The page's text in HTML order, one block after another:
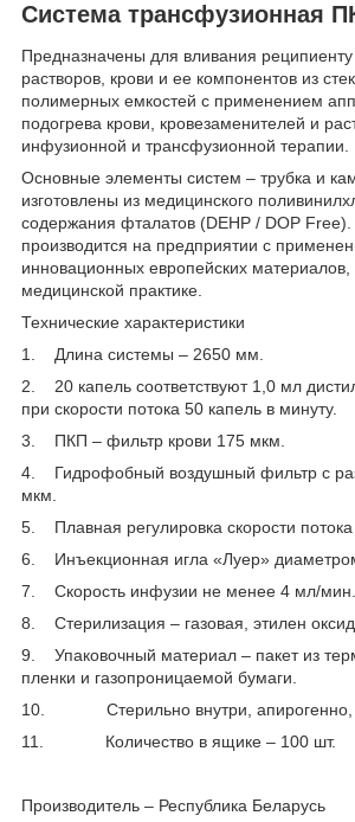
Система трансфузионная
Предназначены для вливания
растворов, крови и ее компонентов из
полимерных емкостей с применением
подогрева крови, кровезаменителей и
инфузионной и трансфузионной терапии.
Основные элементы систем – трубка и
изготовлены из медицинского
содержания фталатов (DEHP / DOP
производится на предприятии с
инновационных европейских
медицинской практике.
Технические характеристики
1. Длина системы – 2650 мм.
2. 20 капель соответствуют 1,0 мл
при скорости потока 50 капель в минуту.
3. ПКП – фильтр крови 175 мкм.
4. Гидрофобный воздушный фильтр с
мкм.
5. Плавная регулировка скорости потока
6. Инъекционная игла «Луер»
7. Скорость инфузии не менее 4 мл/мин.
8. Стерилизация – газовая, этилен
9. Упаковочный материал – пакет из
пленки и газопроницаемой бумаги.
10. Стерильно внутри, апирогенно,
11. Количество в ящике – 100 шт.
Производитель – Республика Беларусь